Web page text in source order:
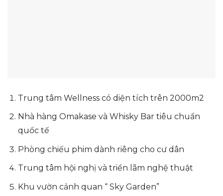
Trung tâm Wellness có diện tích trên 2000m2
Nhà hàng Omakase và Whisky Bar tiêu chuẩn
quốc tế
Phòng chiếu phim dành riêng cho cư dân
Trung tâm hội nghị và triển lãm nghệ thuật
Khu vườn cảnh quan “ Sky Garden”